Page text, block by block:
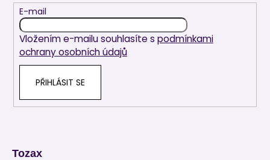
E-mail
Vložením e-mailu souhlasíte s podmínkami
ochrany osobních údajů
PŘIHLÁSIT SE
Tozax